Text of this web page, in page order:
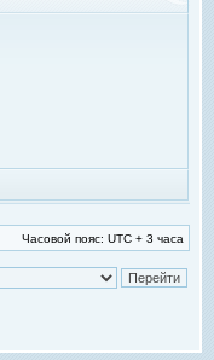
Часовой пояс: UTC + 3 часа